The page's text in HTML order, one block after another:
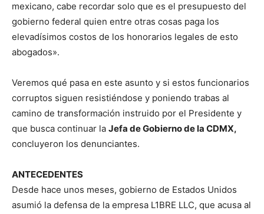
mexicano, cabe recordar solo que es el presupuesto del
gobierno federal quien entre otras cosas paga los
elevadísimos costos de los honorarios legales de esto
abogados».
Veremos qué pasa en este asunto y si estos funcionarios
corruptos siguen resistiéndose y poniendo trabas al
camino de transformación instruido por el Presidente y
que busca continuar la Jefa de Gobierno de la CDMX,
concluyeron los denunciantes.
ANTECEDENTES
Desde hace unos meses, gobierno de Estados Unidos
asumió la defensa de la empresa L1BRE LLC, que acusa al